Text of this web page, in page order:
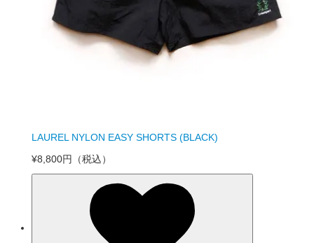
LAUREL NYLON EASY SHORTS (BLACK)
¥8,800円
（税込）